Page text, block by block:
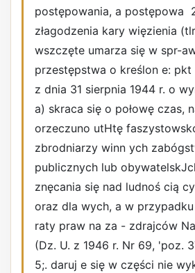
postępowania, a postępowa
złagodzenia kary więzienia
wszczęte umarza się w spr-
przestępstwa o kreślon e: pkt
z dnia 31 sierpnia 1944 r. o
a) skraca się o połowę czas,
orzeczuno utHtę
zbrodniarzy winn ych
publicznych lub
znęcania się nad ludnoś cią
oraz dla wych, a w
raty praw na za - zdrajców
(Dz. U. z 1946 r. Nr 69, 'poz.
5;. daruj e się w części nie